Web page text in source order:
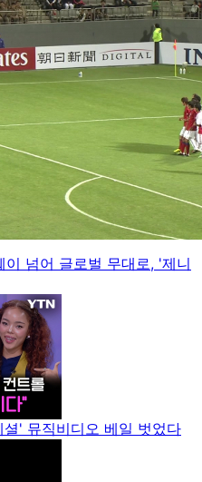
넘어 글로벌 무대로, '제니
셜' 뮤직비디오 베일 벗었다